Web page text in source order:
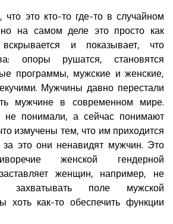
это кто-то где-то в случайном
но на самом деле это просто как
и показывает, что
опоры рушатся, становятся
программы, мужские и женские,
Мужчины давно перестали
мужчине в современном мире.
понимали, а сейчас понимают
измучены тем, что им приходится
это они ненавидят мужчин. Это
женской гендерной
женщин, например, не
захватывать поле мужской
хоть как-то обеспечить функции